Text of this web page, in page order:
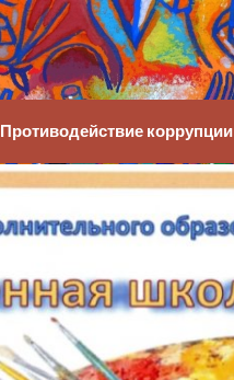
Противодействие коррупции